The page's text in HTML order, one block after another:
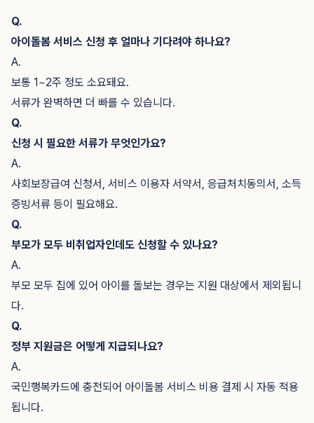
Q.
아이돌봄 서비스 신청 후 얼마나 기다려야 하나요?
A.
보통 1~2주 정도 소요돼요.
서류가 완벽하면 더 빠를 수 있습니다.
Q.
신청 시 필요한 서류가 무엇인가요?
A.
사회보장급여 신청서, 서비스 이용자 서약서, 응급처치동의서, 소득
증빙서류 등이 필요해요.
Q.
부모가 모두 비취업자인데도 신청할 수 있나요?
A.
부모 모두 집에 있어 아이를 돌보는 경우는 지원 대상에서 제외됩니
다.
Q.
정부 지원금은 어떻게 지급되나요?
A.
국민행복카드에 충전되어 아이돌봄 서비스 비용 결제 시 자동 적용
됩니다.